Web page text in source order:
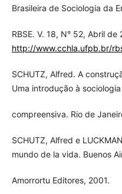
Brasileira de Sociologia da
RBSE. V. 18, N° 52, Abril de
http://www.cchla.ufpb.br/
SCHUTZ, Alfred. A
Uma introdução à sociologia
compreensiva. Rio de
SCHUTZ, Alfred e
mundo de la vida. Buenos
Amorrortu Editores, 2001.